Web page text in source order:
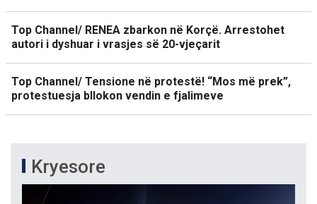
Top Channel/ RENEA zbarkon në Korçë. Arrestohet
autori i dyshuar i vrasjes së 20-vjeçarit
Top Channel/ Tensione në protestë! “Mos më prek”,
protestuesja bllokon vendin e fjalimeve
Kryesore